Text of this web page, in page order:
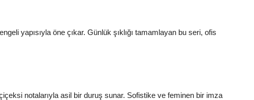
yapısıyla öne çıkar. Günlük şıklığı tamamlayan bu seri, ofis
notalarıyla asil bir duruş sunar. Sofistike ve feminen bir imza